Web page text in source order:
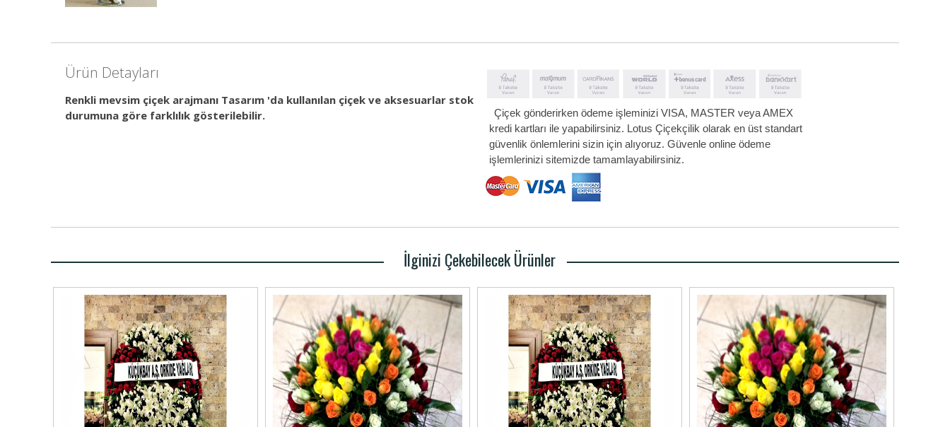
Ürün Detayları
Renkli mevsim çiçek arajmanı Tasarım 'da kullanılan çiçek ve aksesuarlar stok
durumuna göre farklılık gösterilebilir.
Çiçek gönderirken ödeme işleminizi VISA, MASTER veya AMEX
kredi kartları ile yapabilirsiniz. Lotus Çiçekçilik olarak en üst standart
güvenlik önlemlerini sizin için alıyoruz. Güvenle online ödeme
işlemlerinizi sitemizde tamamlayabilirsiniz.
İlginizi Çekebilecek Ürünler